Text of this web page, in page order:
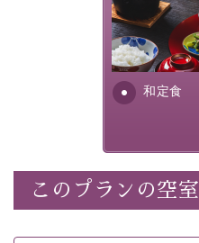
・朝夕個室料亭で個室食
・諏訪大社4社を巡る無料
・館内着をご用意
・就寝用パジャマをご用意
・環境に配慮したアメニテ
・チェックイン15時、チ
和定食
さっぱりと
れる食材は
ふんだんに
安全を心掛
このプランの空